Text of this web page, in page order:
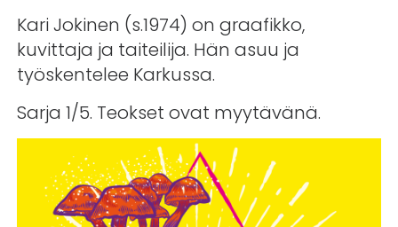
Kari Jokinen (s.1974) on graafikko,
kuvittaja ja taiteilija. Hän asuu ja
työskentelee Karkussa.
Sarja 1/5. Teokset ovat myytävänä.